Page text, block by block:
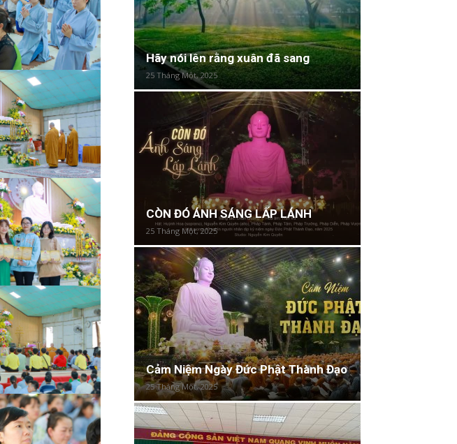
Hãy nói lên rằng xuân đã sang
25 Tháng Một, 2025
CÒN ĐÓ ÁNH SÁNG LẤP LÁNH
25 Tháng Một, 2025
Cảm Niệm Ngày Đức Phật Thành Đạo
25 Tháng Một, 2025